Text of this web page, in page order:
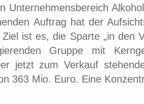
Unternehmensbereich
Auftrag hat der
ist es, die Sparte „in den
Gruppe mit
jetzt zum Verkauf
363 Mio. Euro. Eine